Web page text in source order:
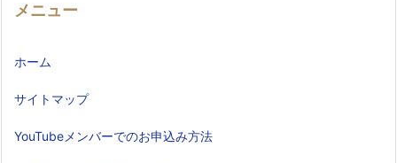
メニュー
ホーム
サイトマップ
YouTubeメンバーでのお申込み方法